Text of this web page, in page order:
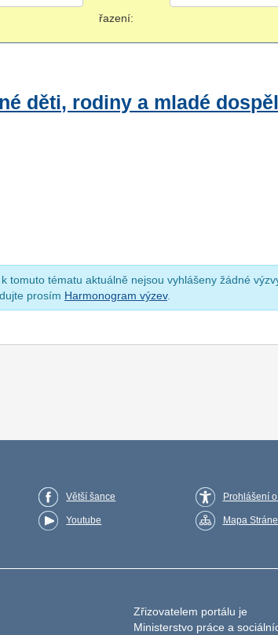
řazení:
děti, rodiny a mladé
tomuto tématu aktuálně nejsou vyhlášeny žádné
prosím Harmonogram výzev.
Větší šance
Youtube
Prohlášení
Mapa
Zřizovatelem portálu je
Ministerstvo práce a